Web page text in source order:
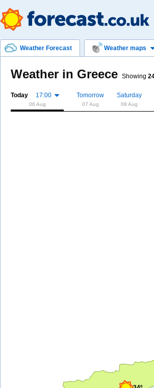
Weather Forecast Weather maps
Weather in Greece Showing
Today 17:00
06 Aug
Tomorrow
07 Aug
Saturday
08 Aug